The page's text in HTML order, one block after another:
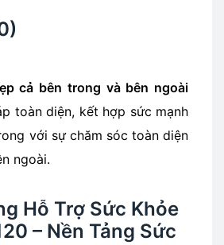
cả bên trong và bên ngoài
toàn diện, kết hợp sức mạnh
với sự chăm sóc toàn diện
ngoài.
Hỗ Trợ Sức Khỏe
– Nền Tảng Sức